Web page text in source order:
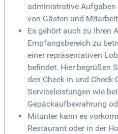
administrative
von Gästen und
Es gehört auch zu Ihren
Empfangsbereich zu
einer repräsentativen
befindet. Hier begrüßen
den Check-In und
Serviceleistungen wie
Gepäckaufbewahrung
Mitunter kann es
Restaurant oder in der